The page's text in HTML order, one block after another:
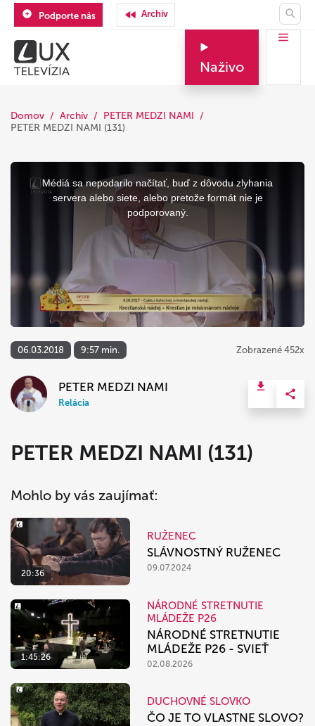
Podporte nás Archív
Naživo
Domov Archív
PETER MEDZI NAMI
PETER MEDZI NAMI (131)
This
window.
Médiá sa nepodarilo načítať, buď z dôvodu zlyhania
servera alebo siete, alebo pretože formát nie je
podporovaný.
06.03.2018 9:57 min. Zobrazené 452x
PETER MEDZI NAMI
Relácia
PETER MEDZI NAMI (131)
Mohlo by vás zaujímať:
20:36
RUŽENEC
SLÁVNOSTNÝ RUŽENEC
09.07.2024
1:45:26
NÁRODNÉ STRETNUTIE
MLÁDEŽE P26
NÁRODNÉ STRETNUTIE
MLÁDEŽE P26 - SVIEŤ
02.08.2026
DUCHOVNÉ SLOVKO
ČO JE TO VLASTNE SLOVO?